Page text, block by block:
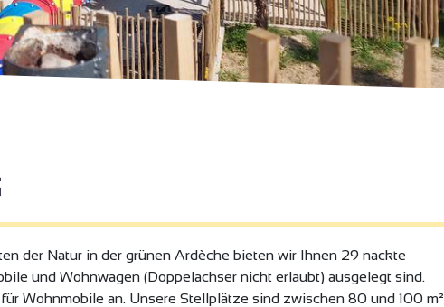
der Natur in der grünen Ardèche bieten wir Ihnen 29 nackte
und Wohnwagen (Doppelachser nicht erlaubt) ausgelegt sind.
Wohnmobile an. Unsere Stellplätze sind zwischen 80 und 100 m²